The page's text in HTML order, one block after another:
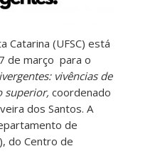
Catarina (UFSC) está
de março para o
vivências de
superior, coordenado
dos Santos. A
de
do Centro de